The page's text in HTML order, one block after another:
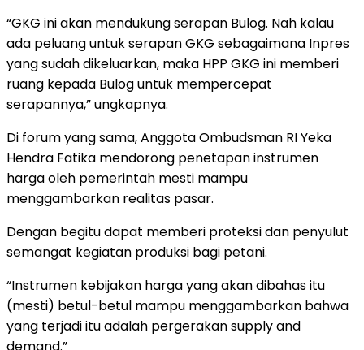
“GKG ini akan mendukung serapan Bulog. Nah kalau
ada peluang untuk serapan GKG sebagaimana Inpres
yang sudah dikeluarkan, maka HPP GKG ini memberi
ruang kepada Bulog untuk mempercepat
serapannya,” ungkapnya.
Di forum yang sama, Anggota Ombudsman RI Yeka
Hendra Fatika mendorong penetapan instrumen
harga oleh pemerintah mesti mampu
menggambarkan realitas pasar.
Dengan begitu dapat memberi proteksi dan penyulut
semangat kegiatan produksi bagi petani.
“Instrumen kebijakan harga yang akan dibahas itu
(mesti) betul-betul mampu menggambarkan bahwa
yang terjadi itu adalah pergerakan supply and
demand.”